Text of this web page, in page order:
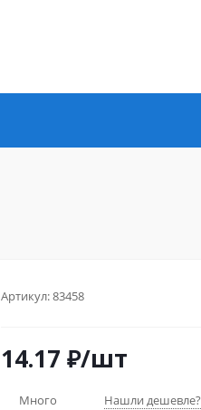
Артикул:83458
14.17 ₽/шт
Много Нашли дешевле?